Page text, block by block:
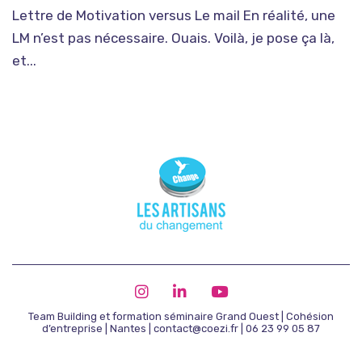
Lettre de Motivation versus Le mail En réalité, une
LM n’est pas nécessaire. Ouais. Voilà, je pose ça là,
et...
Team Building et formation séminaire Grand Ouest | Cohésion
d’entreprise | Nantes | contact@coezi.fr | 06 23 99 05 87